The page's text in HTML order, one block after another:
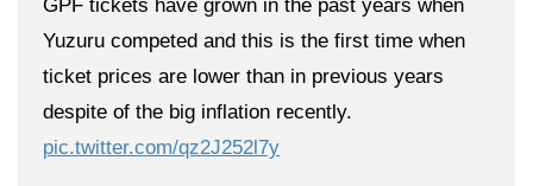
GPF tickets have grown in the past years when
Yuzuru competed and this is the first time when
ticket prices are lower than in previous years
despite of the big inflation recently.
pic.twitter.com/qz2J252l7y